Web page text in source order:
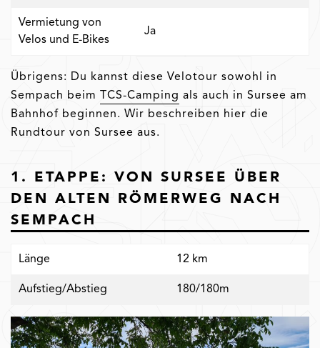
Vermietung von
Velos und E-Bikes
Ja
Übrigens: Du kannst diese Velotour sowohl in
Sempach beim TCS-Camping als auch in Sursee am
Bahnhof beginnen. Wir beschreiben hier die
Rundtour von Sursee aus.
1. ETAPPE: VON SURSEE ÜBER
DEN ALTEN RÖMERWEG NACH
SEMPACH
Länge 12 km
Aufstieg/Abstieg 180/180m